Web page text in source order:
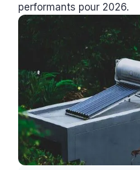
performants pour 2026.